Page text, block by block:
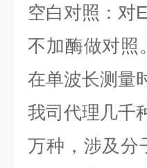
空白对照：对
不加酶做对照
在单波长测量
我司代理几千
万种，涉及分